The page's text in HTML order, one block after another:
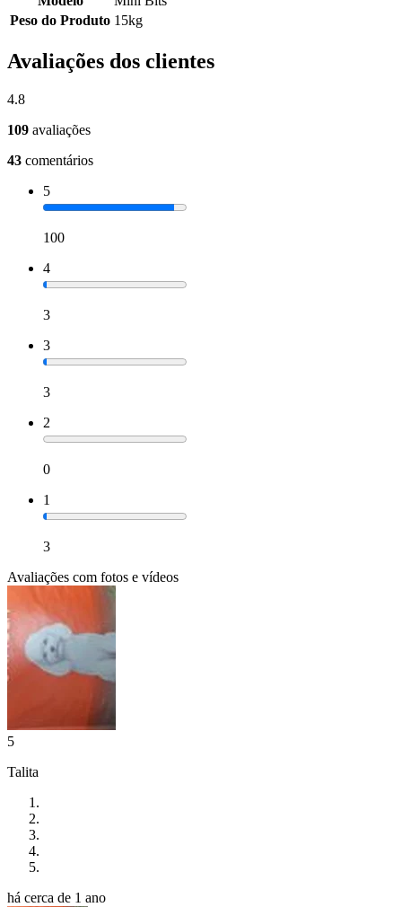
Peso do Produto 15kg
Avaliações dos clientes
4.8
109 avaliações
43 comentários
5
100
4
3
3
3
2
0
1
3
Avaliações com fotos e vídeos
5
Talita
há cerca de 1 ano